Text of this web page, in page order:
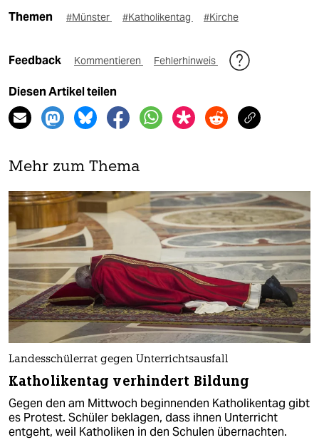
Themen #Münster #Katholikentag #Kirche
Feedback Kommentieren Fehlerhinweis
Diesen Artikel teilen
Mehr zum Thema
Landesschülerrat gegen Unterrichtsausfall
Katholikentag verhindert Bildung
Gegen den am Mittwoch beginnenden Katholikentag gibt
es Protest. Schüler beklagen, dass ihnen Unterricht
entgeht, weil Katholiken in den Schulen übernachten.